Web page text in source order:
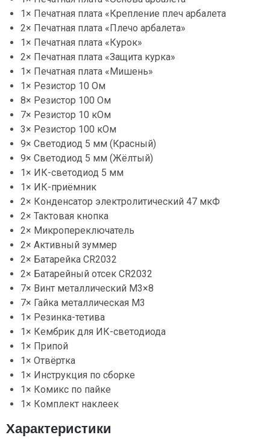
1× Печатная плата «Крепление плеч арбалета
2× Печатная плата «Плечо арбалета»
1× Печатная плата «Курок»
2× Печатная плата «Защита курка»
1× Печатная плата «Мишень»
1× Резистор 10 Ом
8× Резистор 100 Ом
7× Резистор 10 кОм
3× Резистор 100 кОм
9× Светодиод 5 мм (Красный)
9× Светодиод 5 мм (Жёлтый)
1× ИК-светодиод 5 мм
1× ИК-приёмник
2× Конденсатор электролитический 47 мкФ
2× Тактовая кнопка
2× Микропереключатель
2× Активный зуммер
2× Батарейка CR2032
2× Батарейный отсек CR2032
7× Винт металлический М3×8
7× Гайка металлическая М3
1× Резинка-тетива
1× Кембрик для ИК-светодиода
1× Припой
1× Отвёртка
1× Инструкция по сборке
1× Комикс по пайке
1× Комплект наклеек
Характеристики